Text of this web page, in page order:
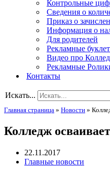
Контрольные
Сведения о
Приказ о
Информация о
Для родителей
Рекламные
Видео про
Рекламные
Контакты
Искать...
Главная страница » Новости »
Колледж
22.11.2017
Главные новости